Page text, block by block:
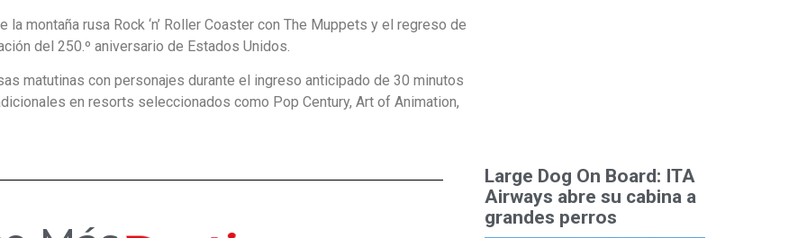
montaña rusa Rock ‘n’ Roller Coaster con The Muppets y el regreso de
del 250.º aniversario de Estados Unidos.
matutinas con personajes durante el ingreso anticipado de 30 minutos
en resorts seleccionados como Pop Century, Art of Animation,
Large Dog On Board: ITA
Airways abre su cabina a
grandes perros